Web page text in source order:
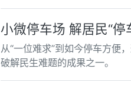
小微停车场 解居民“停
从“一位难求”到如今停车方便
破解民生难题的成果之一。